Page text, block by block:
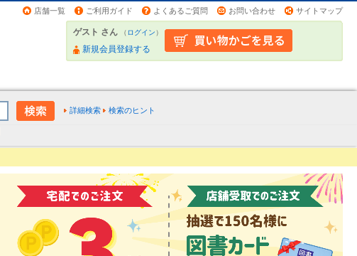
店舗一覧 ご利用ガイド よくあるご質問 お問い合わせ サイトマップ
ゲスト さん （ログイン）
新規会員登録する
詳細検索 検索のヒント